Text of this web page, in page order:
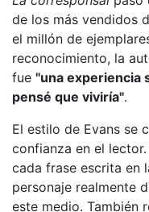
de los más vendidos
el millón de
reconocimiento, la
fue "una experiencia
pensé que viviría".
El estilo de Evans se
confianza en el
cada frase escrita en
personaje realmente
este medio. También